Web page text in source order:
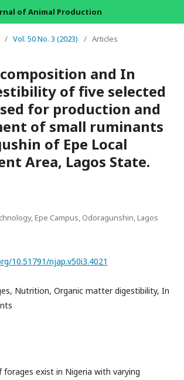
of Animal Production
/ Vol. 50 No. 3 (2023) / Articles
and In
of five selected
for production and
of small ruminants
of Epe Local
Area, Lagos State.
Epe Campus, Odoragunshin, Lagos
10.51791/njap.v50i3.4021
Nutrition, Organic matter digestibility, In
forages exist in Nigeria with varying